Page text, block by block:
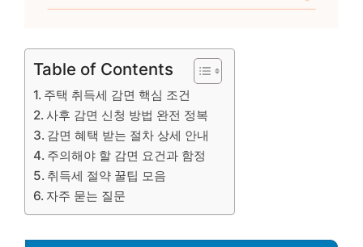
Table of Contents
주택 취득세 감면 핵심 조건
사후 감면 신청 방법 완전 정복
감면 혜택 받는 절차 상세 안내
주의해야 할 감면 요건과 함정
취득세 절약 꿀팁 모음
자주 묻는 질문